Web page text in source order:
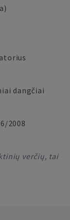
dangčiai
2008
verčių, tai